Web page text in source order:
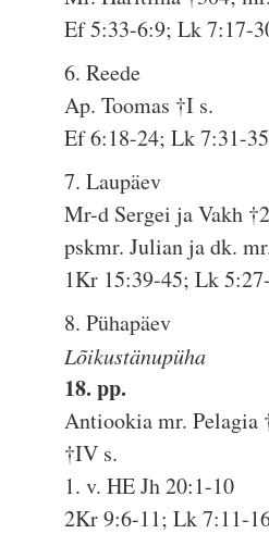
Ef 5:33-6:9; Lk 7:17-
6. Reede
Ap. Toomas †I s.
Ef 6:18-24; Lk 7:31-35
7. Laupäev
Mr-d Sergei ja Vakh
pskmr. Julian ja dk.
1Kr 15:39-45; Lk
8. Pühapäev
Lõikustänupüha
18. pp.
Antiookia mr. Pelagia
†IV s.
1. v. HE Jh 20:1-10
2Kr 9:6-11; Lk 7:11-